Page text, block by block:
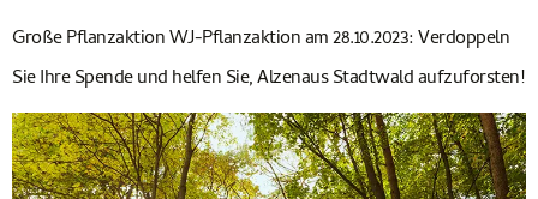
Große Pflanzaktion WJ-Pflanzaktion am 28.10.2023: Verdoppeln
Sie Ihre Spende und helfen Sie, Alzenaus Stadtwald aufzuforsten!